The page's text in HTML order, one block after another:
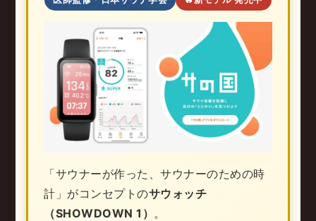
「サウナーが作った、サウナーのための時
計」がコンセプトのサウォッチ
（SHOWDOWN 1） 。